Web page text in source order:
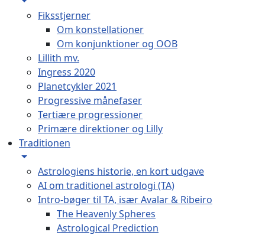
Fiksstjerner
Om konstellationer
Om konjunktioner og OOB
Lillith mv.
Ingress 2020
Planetcykler 2021
Progressive månefaser
Tertiære progressioner
Primære direktioner og Lilly
Traditionen
Astrologiens historie, en kort udgave
AI om traditionel astrologi (TA)
Intro-bøger til TA, især Avalar & Ribeiro
The Heavenly Spheres
Astrological Prediction